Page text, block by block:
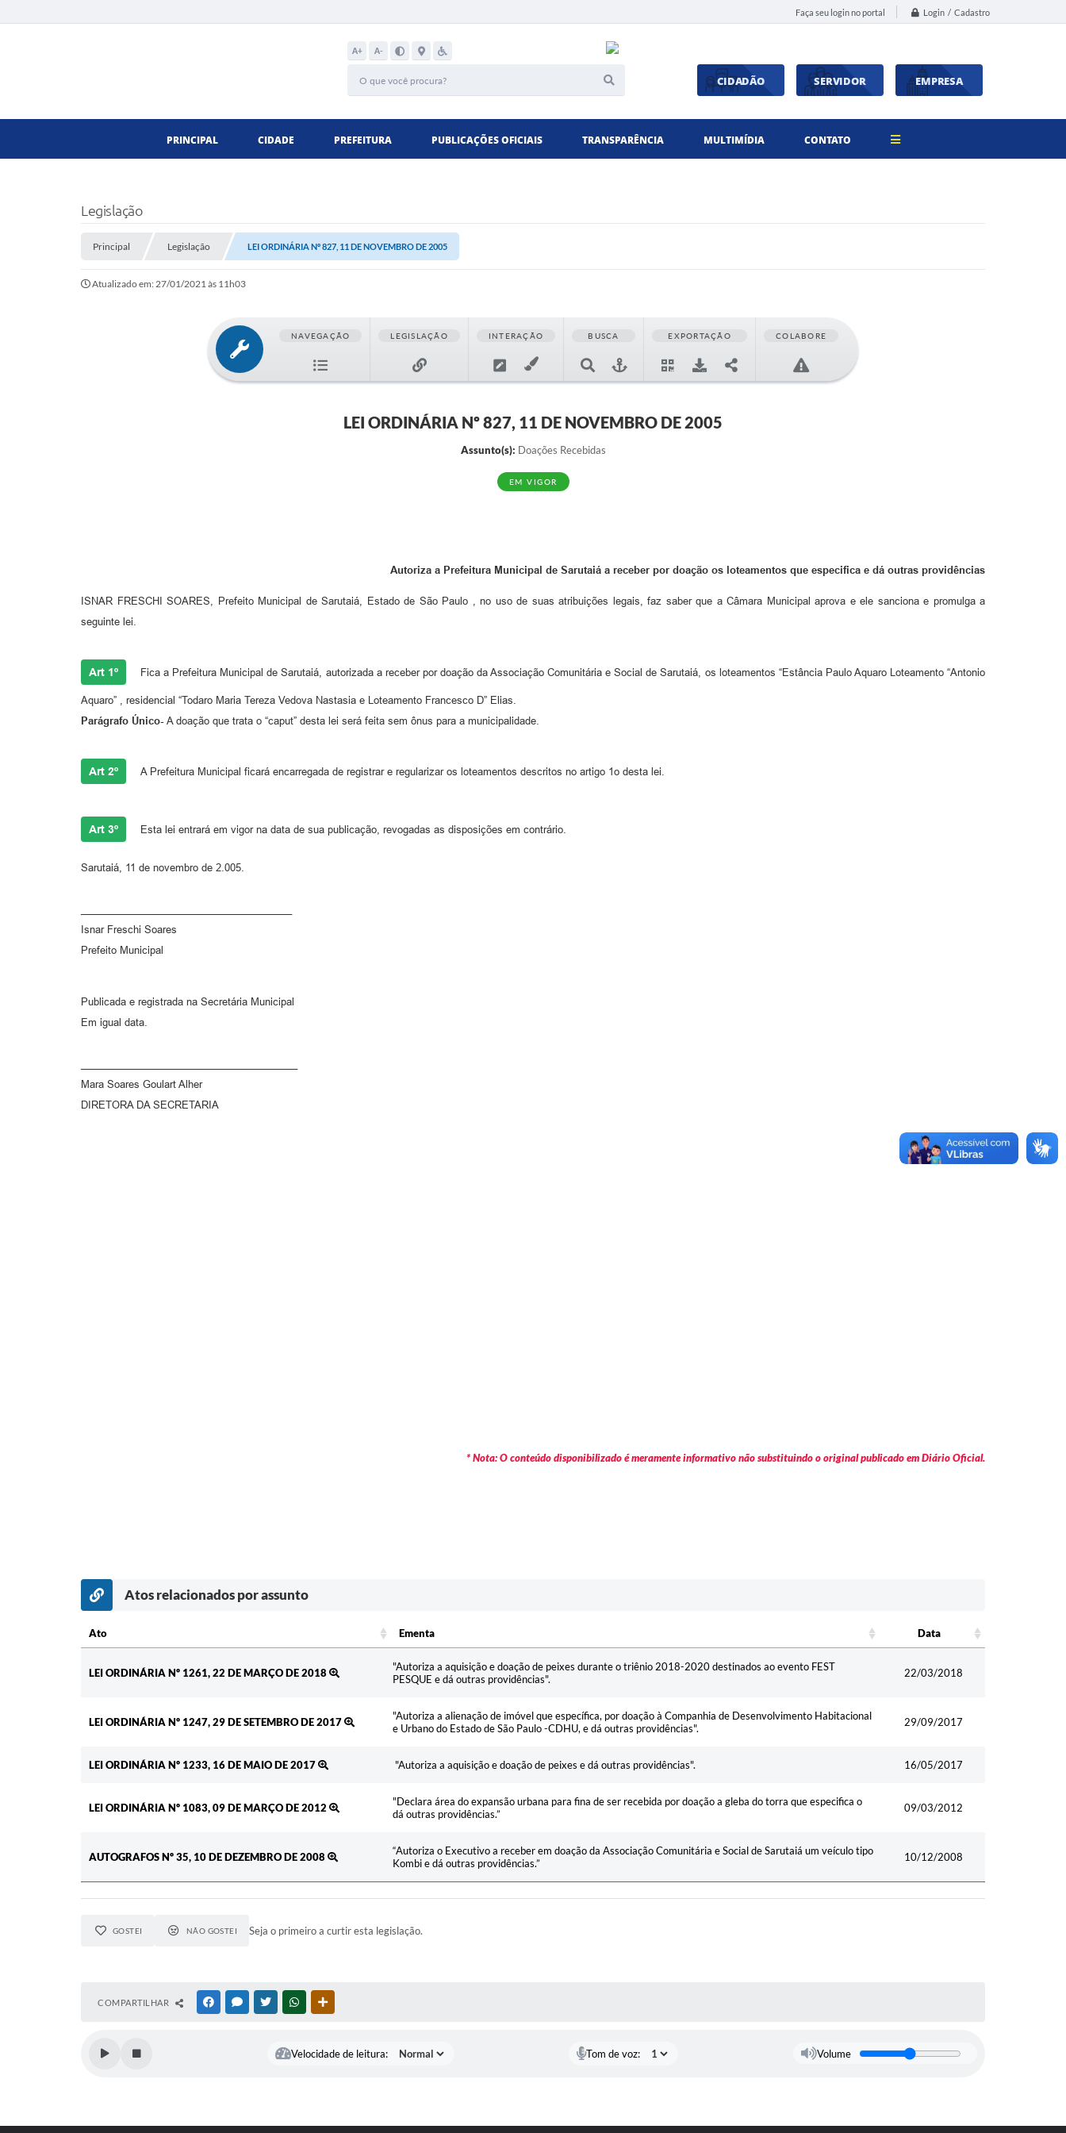
Faça seu login no portal Login / Cadastro
A+ A-
CIDADÃO SERVIDOR EMPRESA
PRINCIPAL CIDADE PREFEITURA PUBLICAÇÕES OFICIAIS TRANSPARÊNCIA MULTIMÍDIA CONTATO
Legislação
Principal Legislação LEI ORDINÁRIA Nº 827, 11 DE NOVEMBRO DE 2005
Atualizado em: 27/01/2021 às 11h03
NAVEGAÇÃO LEGISLAÇÃO INTERAÇÃO BUSCA EXPORTAÇÃO COLABORE
LEI ORDINÁRIA Nº 827, 11 DE NOVEMBRO DE 2005
Assunto(s): Doações Recebidas
EM VIGOR
Autoriza a Prefeitura Municipal de Sarutaiá a receber por doação os loteamentos que especifica e dá outras providências
ISNAR FRESCHI SOARES,
Prefeito Municipal de Sarutaiá, Estado de São Paulo , no uso de suas atribuições legais, faz saber que a Câmara Municipal aprova e ele sanciona e promulga a
seguinte lei.
Art 1º Fica a Prefeitura Municipal de Sarutaiá, autorizada a receber por doação da Associação Comunitária e Social de Sarutaiá, os loteamentos “Estância Paulo Aquaro Loteamento “Antonio
Aquaro” , residencial “Todaro Maria Tereza Vedova Nastasia e Loteamento Francesco D” Elias.
Parágrafo Único- A doação que trata o “caput” desta lei será feita sem ônus para a municipalidade.
Art 2º A Prefeitura Municipal ficará encarregada de registrar e regularizar os loteamentos descritos no artigo 1o desta lei.
Art 3º Esta lei entrará em vigor na data de sua publicação, revogadas as disposições em contrário.
Sarutaiá, 11 de novembro de 2.005.
Isnar Freschi Soares
Prefeito Municipal
Publicada e registrada na Secretária Municipal
Em igual data.
Mara Soares Goulart Alher
DIRETORA DA SECRETARIA
* Nota: O conteúdo disponibilizado é meramente informativo não substituindo o original publicado em Diário Oficial.
Atos relacionados por assunto
Ato Ementa
Data
LEI ORDINÁRIA Nº 1261, 22 DE MARÇO DE 2018
"Autoriza a aquisição e doação de peixes durante o triênio 2018-2020 destinados ao evento FEST
PESQUE e dá outras providências".
22/03/2018
LEI ORDINÁRIA Nº 1247, 29 DE SETEMBRO DE 2017
"Autoriza a alienação de imóvel que específica, por doação à Companhia de Desenvolvimento Habitacional
e Urbano do Estado de São Paulo -CDHU, e dá outras providências".
29/09/2017
LEI ORDINÁRIA Nº 1233, 16 DE MAIO DE 2017 "Autoriza a aquisição e doação de peixes e dá outras providências". 16/05/2017
LEI ORDINÁRIA Nº 1083, 09 DE MARÇO DE 2012
"Declara área do expansão urbana para fina de ser recebida por doação a gleba do torra que especifica o
dá outras providências.”
09/03/2012
AUTOGRAFOS Nº 35, 10 DE DEZEMBRO DE 2008
“Autoriza o Executivo a receber em doação da Associação Comunitária e Social de Sarutaiá um veículo tipo
Kombi e dá outras providências.”
10/12/2008
GOSTEI NÃO GOSTEI Seja o primeiro a curtir esta legislação.
COMPARTILHAR FACEBOOKMESSENGER
TWITTERWHATSAPP
Velocidade de leitura: Tom de voz: Volume